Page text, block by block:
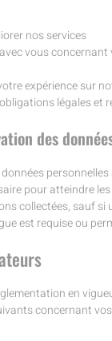
nos services
vous
expérience sur
légales et
des
personnelles
pour atteindre
collectées, sauf si
est requise ou
en
concernant